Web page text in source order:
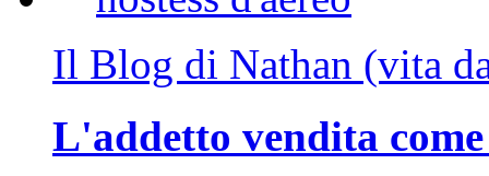
Il Blog di Nathan (vita
L'addetto vendita